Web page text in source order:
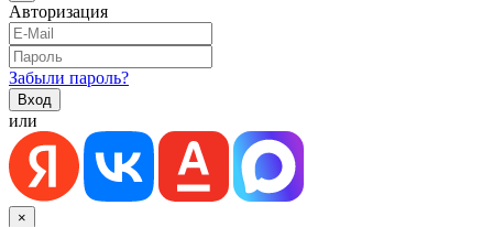
Авторизация
Забыли пароль?
или
×